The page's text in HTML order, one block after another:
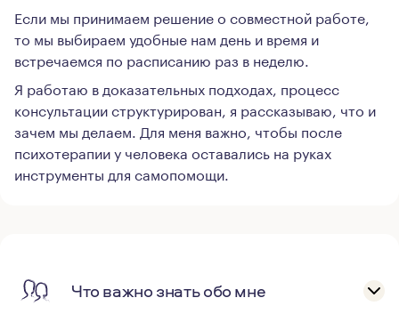
Если мы принимаем решение о совместной работе,
то мы выбираем удобные нам день и время и
встречаемся по расписанию раз в неделю.
Я работаю в доказательных подходах, процесс
консультации структурирован, я рассказываю, что и
зачем мы делаем. Для меня важно, чтобы после
психотерапии у человека оставались на руках
инструменты для самопомощи.
Что важно знать обо мне